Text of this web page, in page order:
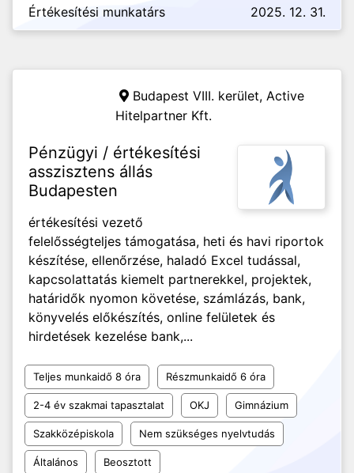
Értékesítési munkatárs 2025. 12. 31.
Budapest VIII. kerület, Active
Hitelpartner Kft.
Pénzügyi / értékesítési
asszisztens állás
Budapesten
értékesítési vezető
felelősségteljes támogatása, heti és havi riportok
készítése, ellenőrzése, haladó Excel tudással,
kapcsolattatás kiemelt partnerekkel, projektek,
határidők nyomon követése, számlázás, bank,
könyvelés előkészítés, online felületek és
hirdetések kezelése bank,...
Teljes munkaidő 8 óra Részmunkaidő 6 óra
2-4 év szakmai tapasztalat OKJ Gimnázium
Szakközépiskola Nem szükséges nyelvtudás
Általános Beosztott